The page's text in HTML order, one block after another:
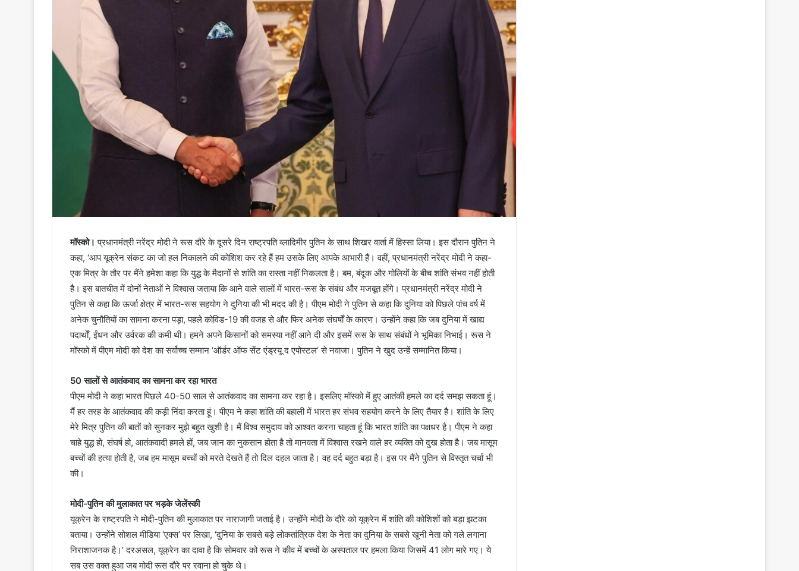
मॉस्को। प्रधानमंत्री नरेंद्र मोदी ने रूस दौरे के दूसरे दिन राष्ट्रपति व्लादिमीर पुतिन के साथ शिखर वार्ता में हिस्सा लिया। इस दौरान पुतिन ने
कहा, ‘आप यूक्रेन संकट का जो हल निकालने की कोशिश कर रहे हैं हम उसके लिए आपके आभारी हैं। वहीं, प्रधानमंत्री नरेंद्र मोदी ने कहा-
एक मित्र के तौर पर मैंने हमेशा कहा कि युद्ध के मैदानों से शांति का रास्ता नहीं निकलता है। बम, बंदूक और गोलियों के बीच शांति संभव नहीं होती
है। इस बातचीत में दोनों नेताओं ने विश्वास जताया कि आने वाले सालों में भारत-रूस के संबंध और मजबूत होंगे। प्रधानमंत्री नरेंद्र मोदी ने
पुतिन से कहा कि ऊर्जा क्षेत्र में भारत-रूस सहयोग ने दुनिया की भी मदद की है। पीएम मोदी ने पुतिन से कहा कि दुनिया को पिछले पांच वर्ष में
अनेक चुनौतियों का सामना करना पड़ा, पहले कोविड-19 की वजह से और फिर अनेक संघर्षों के कारण। उन्होंने कहा कि जब दुनिया में खाद्य
पदार्थों, ईंधन और उर्वरक की कमी थी। हमने अपने किसानों को समस्या नहीं आने दी और इसमें रूस के साथ संबंधों ने भूमिका निभाई। रूस ने
मॉस्को में पीएम मोदी को देश का सर्वोच्च सम्मान ‘ऑर्डर ऑफ सेंट एंड्रयू द एपोस्टल’ से नवाजा। पुतिन ने खुद उन्हें सम्मानित किया।
50 सालों से आतंकवाद का सामना कर रहा भारत
पीएम मोदी ने कहा भारत पिछले 40-50 साल से आतंकवाद का सामना कर रहा है। इसलिए मॉस्को में हुए आतंकी हमले का दर्द समझ सकता हूं।
मैं हर तरह के आतंकवाद की कड़ी निंदा करता हूं। पीएम ने कहा शांति की बहाली में भारत हर संभव सहयोग करने के लिए तैयार है। शांति के लिए
मेरे मित्र पुतिन की बातों को सुनकर मुझे बहुत खुशी है। मैं विश्व समुदाय को आश्वत करना चाहता हूं कि भारत शांति का पक्षधर है। पीएम ने कहा
चाहे युद्ध हो, संघर्ष हो, आतंकवादी हमले हों, जब जान का नुकसान होता है तो मानवता में विश्वास रखने वाले हर व्यक्ति को दुख होता है। जब मासूम
बच्चों की हत्या होती है, जब हम मासूम बच्चों को मरते देखते हैं तो दिल दहल जाता है। वह दर्द बहुत बड़ा है। इस पर मैंने पुतिन से विस्तृत चर्चा भी
की।
मोदी-पुतिन की मुलाकात पर भड़के जेलेंस्की
यूक्रेन के राष्ट्रपति ने मोदी-पुतिन की मुलाकात पर नाराजागी जताई है। उन्होंने मोदी के दौरे को यूक्रेन में शांति की कोशिशों को बड़ा झटका
बताया। उन्होंने सोशल मीडिया ‘एक्स’ पर लिखा, ‘दुनिया के सबसे बड़े लोकतांत्रिक देश के नेता का दुनिया के सबसे खूनी नेता को गले लगाना
निराशाजनक है।’ दरअसल, यूक्रेन का दावा है कि सोमवार को रूस ने कीव में बच्चों के अस्पताल पर हमला किया जिसमें 41 लोग मारे गए। ये
सब उस वक्त हुआ जब मोदी रूस दौरे पर रवाना हो चुके थे।